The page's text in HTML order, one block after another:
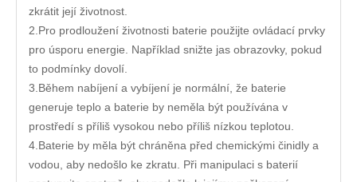
zkrátit její životnost.
2.Pro prodloužení životnosti baterie použijte ovládací prvky
pro úsporu energie. Například snižte jas obrazovky, pokud
to podmínky dovolí.
3.Během nabíjení a vybíjení je normální, že baterie
generuje teplo a baterie by neměla být používána v
prostředí s příliš vysokou nebo příliš nízkou teplotou.
4.Baterie by měla být chráněna před chemickými činidly a
vodou, aby nedošlo ke zkratu. Při manipulaci s baterií